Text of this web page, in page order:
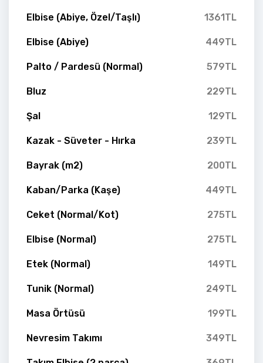
Elbise (Abiye, Özel/Taşlı) 1361TL
Elbise (Abiye) 449TL
Palto / Pardesü (Normal) 579TL
Bluz 229TL
Şal 129TL
Kazak - Süveter - Hırka 239TL
Bayrak (m2) 200TL
Kaban/Parka (Kaşe) 449TL
Ceket (Normal/Kot) 275TL
Elbise (Normal) 275TL
Etek (Normal) 149TL
Tunik (Normal) 249TL
Masa Örtüsü 199TL
Nevresim Takımı 349TL